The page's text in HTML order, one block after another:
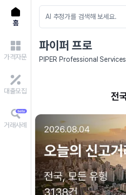
홈
가격자문
대출모집
거래사례
파이퍼 프로
PIPER Professional Services